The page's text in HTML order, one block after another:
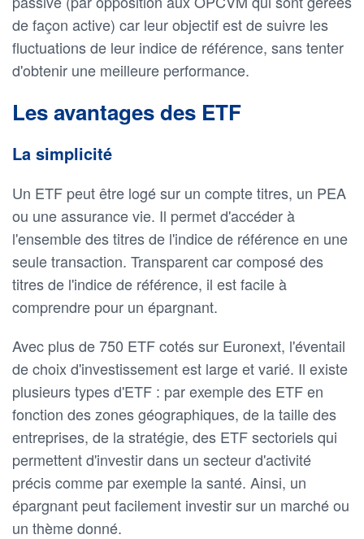
de façon active) car leur objectif est de suivre les
fluctuations de leur indice de référence, sans tenter
d'obtenir une meilleure performance.
Les avantages des ETF
La simplicité
Un ETF peut être logé sur un compte titres, un PEA
ou une assurance vie. Il permet d'accéder à
l'ensemble des titres de l'indice de référence en une
seule transaction. Transparent car composé des
titres de l'indice de référence, il est facile à
comprendre pour un épargnant.
Avec plus de 750 ETF cotés sur Euronext, l'éventail
de choix d'investissement est large et varié. Il existe
plusieurs types d'ETF : par exemple des ETF en
fonction des zones géographiques, de la taille des
entreprises, de la stratégie, des ETF sectoriels qui
permettent d'investir dans un secteur d'activité
précis comme par exemple la santé. Ainsi, un
épargnant peut facilement investir sur un marché ou
un thème donné.